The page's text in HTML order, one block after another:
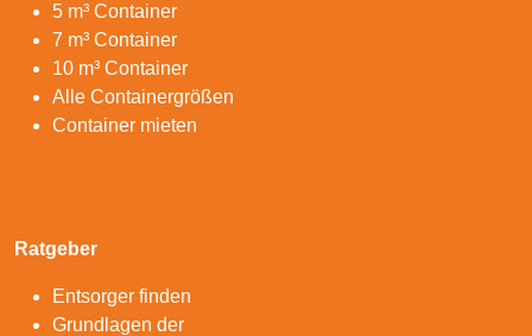
5 m³ Container
7 m³ Container
10 m³ Container
Alle Containergrößen
Container mieten
Ratgeber
Entsorger finden
Grundlagen der